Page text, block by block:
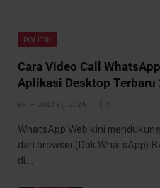
POLITIK
Cara Video Call
Aplikasi Desktop Terbaru
BY JULY 30, 2026 6
WhatsApp Web kini
dari browser.(Dok.WhatsApp)
di…